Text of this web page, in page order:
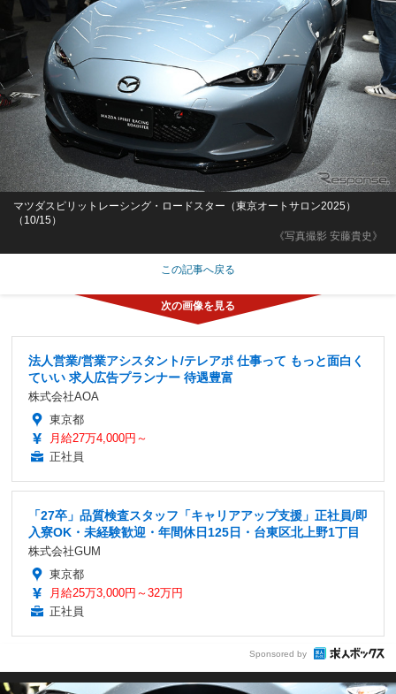
《写真撮影 安藤貴史》
マツダスピリットレーシング・ロードスター（東京オートサロン2025）
（10/15）
この記事へ戻る
法人営業/営業アシスタント/テレアポ 仕事って もっと面白く
ていい 求人広告プランナー 待遇豊富
株式会社AOA
東京都
月給27万4,000円～
正社員
「27卒」品質検査スタッフ「キャリアアップ支援」正社員/即
入寮OK・未経験歓迎・年間休日125日・台東区北上野1丁目
株式会社GUM
東京都
月給25万3,000円～32万円
正社員
Sponsored by